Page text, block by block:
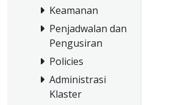
Keamanan
Penjadwalan dan
Pengusiran
Policies
Administrasi
Klaster